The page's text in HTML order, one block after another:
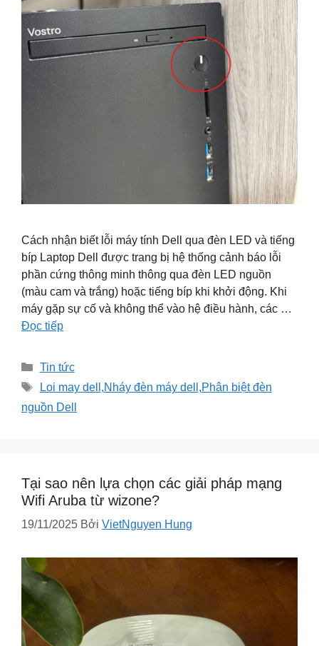
Cách nhận biết lỗi máy tính Dell qua đèn LED và tiếng
bíp Laptop Dell được trang bị hệ thống cảnh báo lỗi
phần cứng thông minh thông qua đèn LED nguồn
(màu cam và trắng) hoặc tiếng bíp khi khởi động. Khi
máy gặp sự cố và không thể vào hệ điều hành, các …
Đọc tiếp
Danh
mục
Tin tức
Thẻ
Loi may dell ,Nháy đèn máy dell ,Phân biệt đèn
nguồn Dell
Tại sao nên lựa chọn các giải pháp mạng
Wifi Aruba từ wizone?
19/11/2025 Bởi VietNguyen Hung